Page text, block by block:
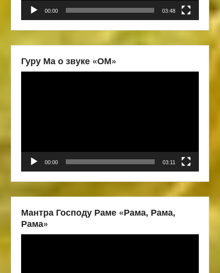
00:00 03:48
Гуру Ма о звуке «ОМ»
00:00 03:11
Мантра Господу Раме «Рама, Рама,
Рама»